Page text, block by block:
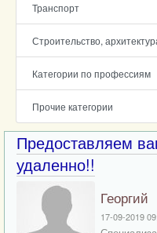
Транспорт
Строительство,
Категории по профессиям
Прочие категории
Предоставляем
удаленно!!
Георгий
17-09-2019